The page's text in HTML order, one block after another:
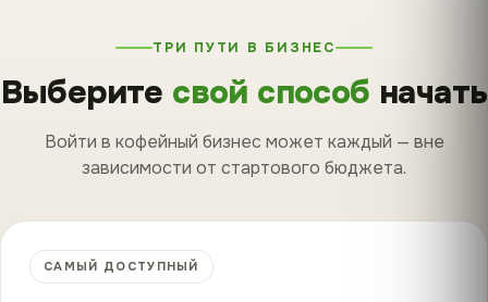
ТРИ ПУТИ В БИЗНЕС
Выберите свой способ начать
Войти в кофейный бизнес может каждый — вне
зависимости от стартового бюджета.
САМЫЙ ДОСТУПНЫЙ